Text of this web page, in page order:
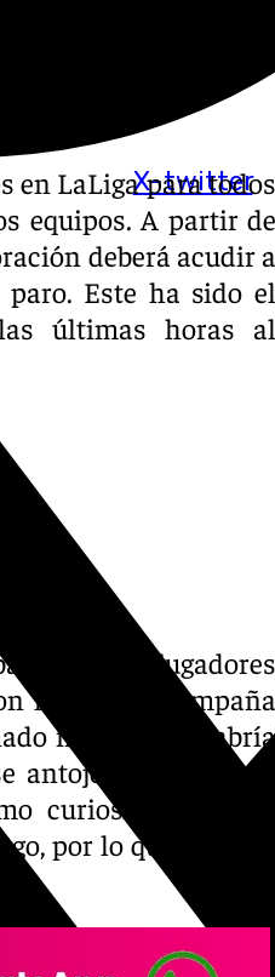
X-twitter
en LaLiga para todos
equipos. A partir de
deberá acudir a
paro. Este ha sido el
últimas horas al
a dos jugadores
la pasada campaña
madrileño, habría
antojó clave para la
curiosidad, ambos
por lo que a priori,